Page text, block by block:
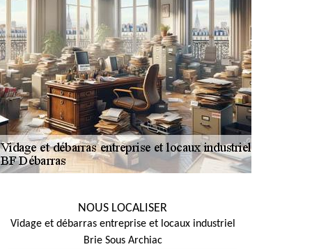
NOUS LOCALISER
Vidage et débarras entreprise et locaux industriel
Brie Sous Archiac